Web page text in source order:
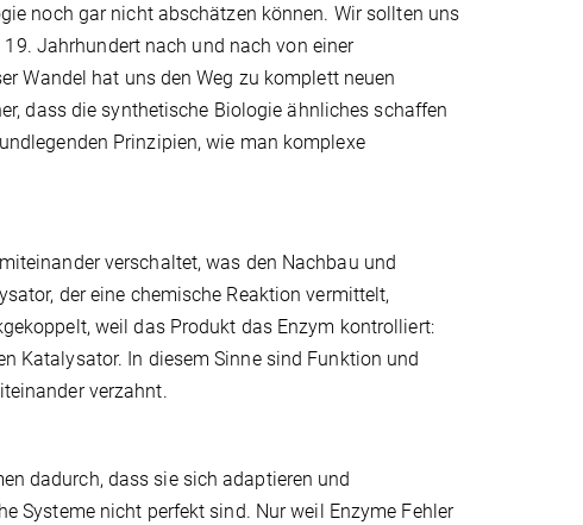
noch gar nicht abschätzen können. Wir sollten uns
Jahrhundert nach und nach von einer
Wandel hat uns den Weg zu komplett neuen
dass die synthetische Biologie ähnliches schaffen
Prinzipien, wie man komplexe
verschaltet, was den Nachbau und
der eine chemische Reaktion vermittelt,
weil das Produkt das Enzym kontrolliert:
Katalysator. In diesem Sinne sind Funktion und
verzahnt.
dadurch, dass sie sich adaptieren und
Systeme nicht perfekt sind. Nur weil Enzyme Fehler